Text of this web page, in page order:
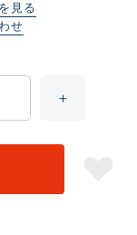
見る
せ